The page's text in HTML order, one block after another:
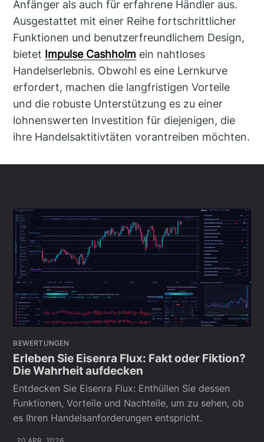
Anfänger als auch für erfahrene Händler aus.
Ausgestattet mit einer Reihe fortschrittlicher
Funktionen und benutzerfreundlichem Design,
bietet Impulse Cashholm ein nahtloses
Handelserlebnis. Obwohl es eine Lernkurve
erfordert, machen die langfristigen Vorteile
und die robuste Unterstützung es zu einer
lohnenswerten Investition für diejenigen, die
ihre Handelsaktitivtäten vorantreiben möchten.
BEWERTUNGEN
Erleben Sie Eisenra Flux: Fakt oder Fiktion?
Die Wahrheit aufdecken
Entdecken Sie Eisenra Flux: Enthüllen Sie dessen
Funktionen, Vorteile und Nachteile, um zu sehen, ob
es Ihren Handelsanforderungen entspricht.